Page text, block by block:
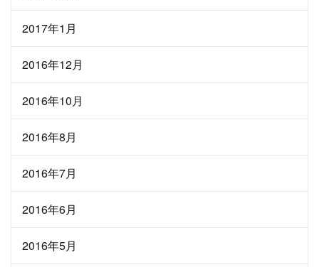
2017年1月
2016年12月
2016年10月
2016年8月
2016年7月
2016年6月
2016年5月